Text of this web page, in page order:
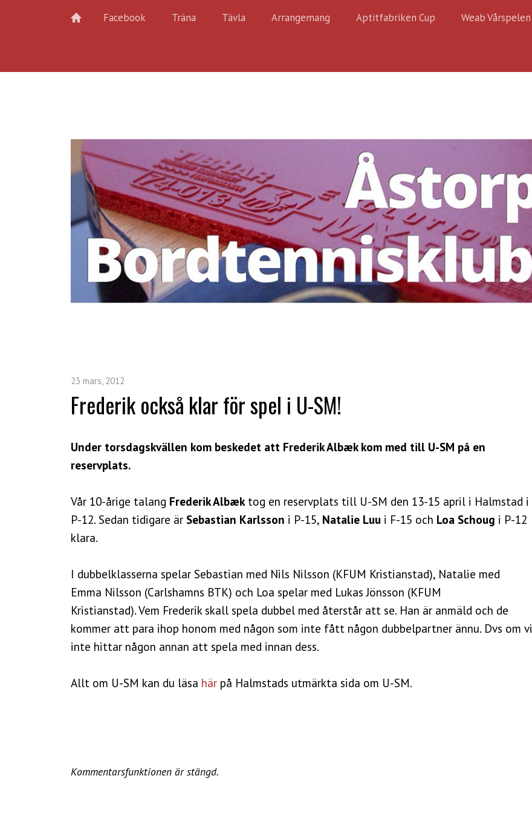
Facebook Träna Tävla Arrangemang Aptitfabriken Cup Weab Vårspelen
23 mars, 2012
Frederik också klar för spel i U-SM!
Under torsdagskvällen kom beskedet att Frederik Albæk kom med till U-SM på en
reservplats.
Vår 10-årige talang Frederik Albæk tog en reservplats till U-SM den 13-15 april i Halmstad i
P-12. Sedan tidigare är Sebastian Karlsson i P-15, Natalie Luu i F-15 och Loa Schoug i P-12
klara.
I dubbelklasserna spelar Sebastian med Nils Nilsson (KFUM Kristianstad), Natalie med
Emma Nilsson (Carlshamns BTK) och Loa spelar med Lukas Jönsson (KFUM
Kristianstad). Vem Frederik skall spela dubbel med återstår att se. Han är anmäld och de
kommer att para ihop honom med någon som inte fått någon dubbelpartner ännu. Dvs om vi
inte hittar någon annan att spela med innan dess.
Allt om U-SM kan du läsa här på Halmstads utmärkta sida om U-SM.
Kommentarsfunktionen är stängd.